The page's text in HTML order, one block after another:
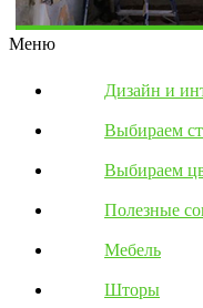
Меню
Дизайн и
Выбираем
Выбираем
Полезные
Мебель
Шторы